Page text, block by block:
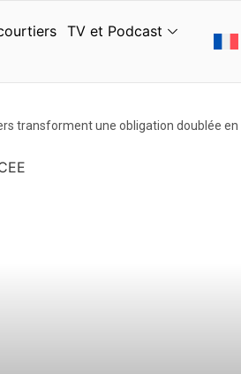
TV et Podcast
transforment une obligation doublée